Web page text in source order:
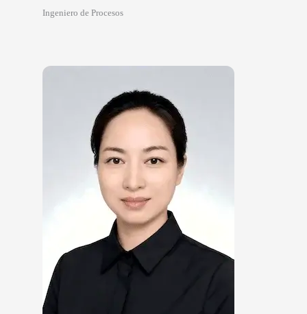
Ingeniero de Procesos